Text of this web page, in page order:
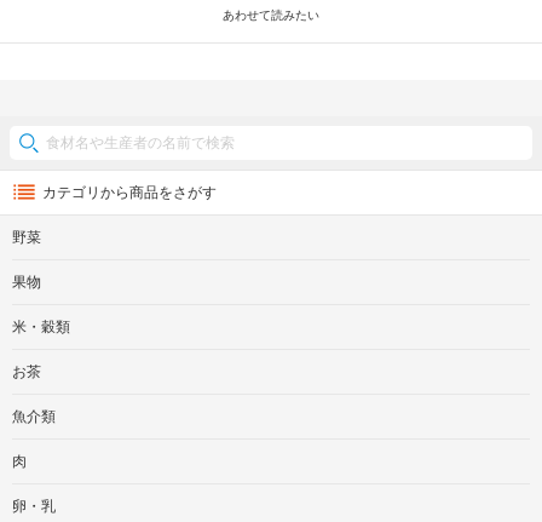
あわせて読みたい
カテゴリから商品をさがす
野菜
果物
米・穀類
お茶
魚介類
肉
卵・乳